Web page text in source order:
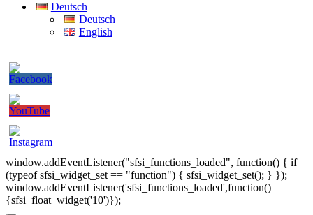
Deutsch
Deutsch
English
window.addEventListener("sfsi_functions_loaded", function() { if
(typeof sfsi_widget_set == "function") { sfsi_widget_set(); } });
window.addEventListener('sfsi_functions_loaded',function()
{sfsi_float_widget('10')});